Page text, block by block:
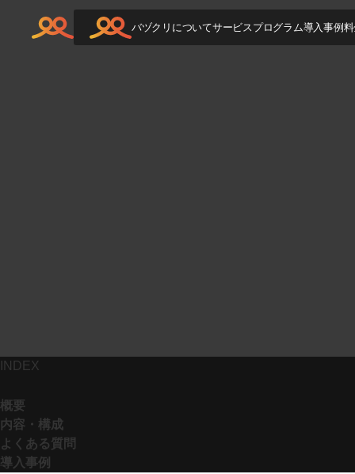
バヅクリについてサービスプログラム導入事例
INDEX
概要
内容・構成
よくある質問
導入事例